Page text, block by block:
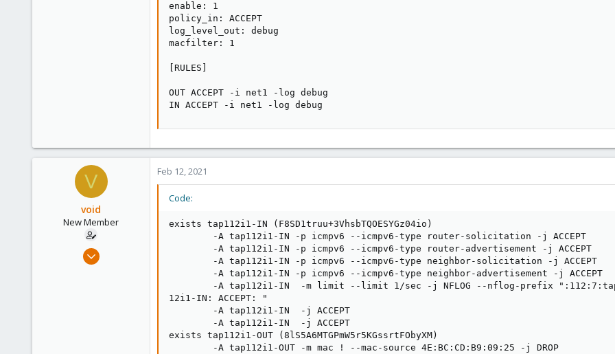
enable: 1
policy_in: ACCEPT
log_level_out: debug
macfilter: 1
[RULES]
OUT ACCEPT -i net1 -log debug
IN ACCEPT -i net1 -log debug
V
void
New Member
Feb 12, 2021
Feb 12, 2021
Code:
exists tap112i1-IN (F8SD1truu+3VhsbTQOESYGz04io)
        -A tap112i1-IN -p icmpv6 --icmpv6-type router-solicitation -j ACCEPT
        -A tap112i1-IN -p icmpv6 --icmpv6-type router-advertisement -j ACCEPT
        -A tap112i1-IN -p icmpv6 --icmpv6-type neighbor-solicitation -j ACCEPT
        -A tap112i1-IN -p icmpv6 --icmpv6-type neighbor-advertisement -j ACCEPT
-A tap112i1-IN  -m limit --limit 1/sec -j NFLOG --nflog-prefix
12i1-IN: ACCEPT: "
        -A tap112i1-IN  -j ACCEPT
        -A tap112i1-IN  -j ACCEPT
exists tap112i1-OUT (8lS5A6MTGPmW5r5KGssrtFObyXM)
        -A tap112i1-OUT -m mac ! --mac-source 4E:BC:CD:B9:09:25 -j DROP